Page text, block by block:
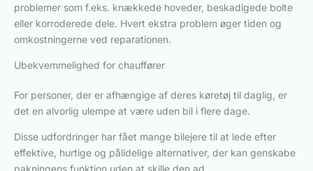
problemer som f.eks. knækkede hoveder, beskadigede bolte
eller korroderede dele. Hvert ekstra problem øger tiden og
omkostningerne ved reparationen.
Ubekvemmelighed for chauffører
For personer, der er afhængige af deres køretøj til daglig, er
det en alvorlig ulempe at være uden bil i flere dage.
Disse udfordringer har fået mange bilejere til at lede efter
effektive, hurtige og pålidelige alternativer, der kan genskabe
pakningens funktion uden at skille den ad.